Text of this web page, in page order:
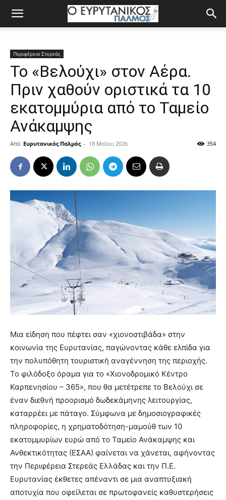
Περιφέρεια Στερεάς
Το «Βελούχι» στον Αέρα.
Πριν χαθούν οριστικά τα 10
εκατομμύρια από το Ταμείο
Ανάκαμψης
Από Ευρυτανικός Παλμός - 18 Μαΐου 2026 354
Μια είδηση που πέφτει σαν «χιονοστιβάδα» στην
κοινωνία της Ευρυτανίας, παγώνοντας κάθε ελπίδα για
την πολυπόθητη τουριστική αναγέννηση της περιοχής.
Το φιλόδοξο όραμα για το «Χιονοδρομικό Κέντρο
Καρπενησίου – 365», που θα μετέτρεπε το Βελούχι σε
έναν διεθνή προορισμό δωδεκάμηνης λειτουργίας,
καταρρέει με πάταγο. Σύμφωνα με δημοσιογραφικές
πληροφορίες, η χρηματοδότηση-μαμούθ των 10
εκατομμυρίων ευρώ από το Ταμείο Ανάκαμψης και
Ανθεκτικότητας (ΕΣΑΑ) φαίνεται να χάνεται, αφήνοντας
την Περιφέρεια Στερεάς Ελλάδας και την Π.Ε.
Ευρυτανίας έκθετες απέναντι σε μια αναπτυξιακή
αποτυχία που οφείλεται σε πρωτοφανείς καθυστερήσεις